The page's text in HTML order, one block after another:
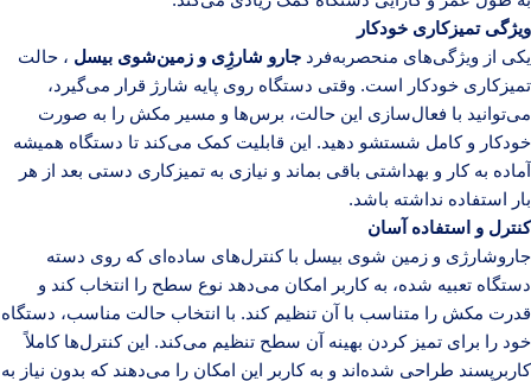
ویژگی تمیزکاری خودکار
یکی از ویژگی‌های منحصربه‌فرد جارو شارژِی و زمین‌شوی بیسل ، حالت
تمیزکاری خودکار است. وقتی دستگاه روی پایه شارژ قرار می‌گیرد،
می‌توانید با فعال‌سازی این حالت، برس‌ها و مسیر مکش را به صورت
خودکار و کامل شستشو دهید. این قابلیت کمک می‌کند تا دستگاه همیشه
آماده به کار و بهداشتی باقی بماند و نیازی به تمیزکاری دستی بعد از هر
بار استفاده نداشته باشد.
کنترل و استفاده آسان
جاروشارژی و زمین شوی بیسل با کنترل‌های ساده‌ای که روی دسته
دستگاه تعبیه شده، به کاربر امکان می‌دهد نوع سطح را انتخاب کند و
قدرت مکش را متناسب با آن تنظیم کند. با انتخاب حالت مناسب، دستگاه
خود را برای تمیز کردن بهینه آن سطح تنظیم می‌کند. این کنترل‌ها کاملاً
کاربرپسند طراحی شده‌اند و به کاربر این امکان را می‌دهند که بدون نیاز به